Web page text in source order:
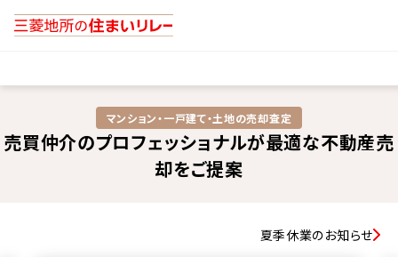
マンション・一戸建て・土地の売却査定​
売買仲介のプロフェッショナルが最適な不動産売
却をご提案
夏季休業のお知らせ